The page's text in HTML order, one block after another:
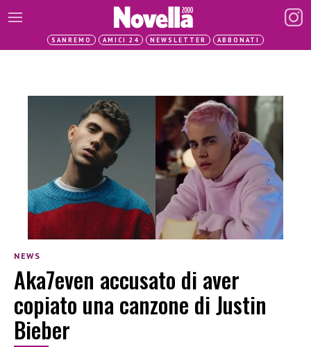
SANREMO AMICI 24 NEWSLETTER ABBONATI
NEWS
Aka7even accusato di aver
copiato una canzone di Justin
Bieber